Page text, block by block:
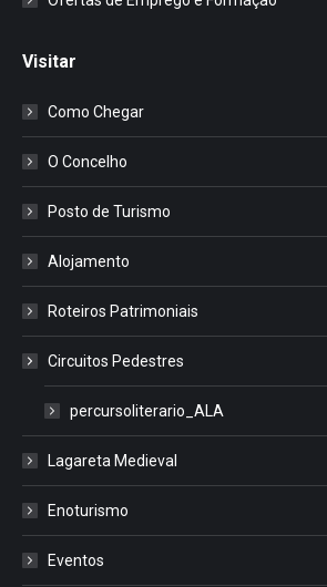
Visitar
Como Chegar
O Concelho
Posto de Turismo
Alojamento
Roteiros Patrimoniais
Circuitos Pedestres
percursoliterario_ALA
Lagareta Medieval
Enoturismo
Eventos